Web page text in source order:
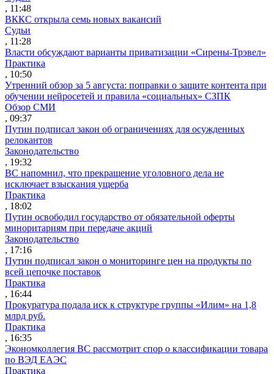
, 11:48
ВККС открыла семь новых вакансий
Судьи
, 11:28
Власти обсуждают варианты приватизации «Сирены-Трэвел»
Практика
, 10:50
Утренний обзор за 5 августа: поправки о защите контента при
обучении нейросетей и правила «социальных» СЗПК
Обзор СМИ
, 09:37
Путин подписал закон об ограничениях для осужденных
релокантов
Законодательство
, 19:32
ВС напомнил, что прекращение уголовного дела не
исключает взыскания ущерба
Практика
, 18:02
Путин освободил государство от обязательной оферты
миноритариям при передаче акций
Законодательство
, 17:16
Путин подписал закон о мониторинге цен на продукты по
всей цепочке поставок
Практика
, 16:44
Прокуратура подала иск к структуре группы «Илим» на 1,8
млрд руб.
Практика
, 16:35
Экономколлегия ВС рассмотрит спор о классификации товара
по ВЭД ЕАЭС
Практика